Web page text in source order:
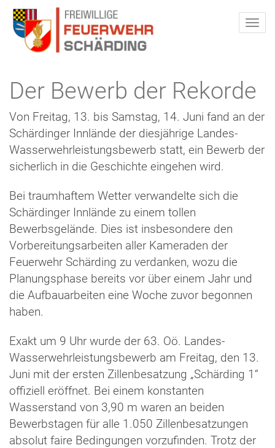
Der Bewerb der Rekorde
Von Freitag, 13. bis Samstag, 14. Juni fand an der
Schärdinger Innlände der diesjährige Landes-
Wasserwehrleistungsbewerb statt, ein Bewerb der
sicherlich in die Geschichte eingehen wird.
Bei traumhaftem Wetter verwandelte sich die
Schärdinger Innlände zu einem tollen
Bewerbsgelände. Dies ist insbesondere den
Vorbereitungsarbeiten aller Kameraden der
Feuerwehr Schärding zu verdanken, wozu die
Planungsphase bereits vor über einem Jahr und
die Aufbauarbeiten eine Woche zuvor begonnen
haben.
Exakt um 9 Uhr wurde der 63. Oö. Landes-
Wasserwehrleistungsbewerb am Freitag, den 13.
Juni mit der ersten Zillenbesatzung „Schärding 1“
offiziell eröffnet. Bei einem konstanten
Wasserstand von 3,90 m waren an beiden
Bewerbstagen für alle 1.050 Zillenbesatzungen
absolut faire Bedingungen vorzufinden. Trotz der